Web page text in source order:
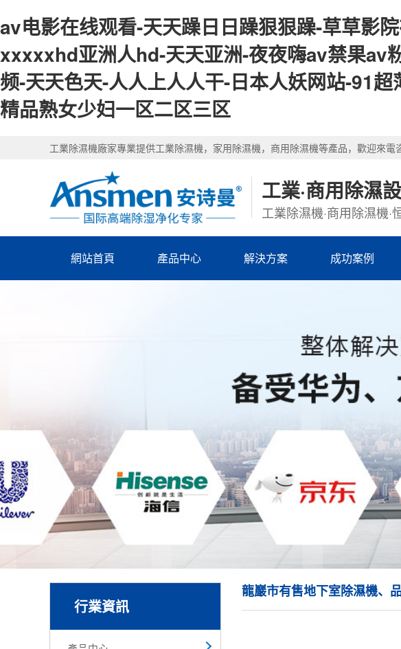
av电影在线观看-天天躁日日躁狠狠躁-草草影
xxxxxhd亚洲人hd-天天亚洲-夜夜嗨av禁果av
频-天天色天-人人上人人干-日本人妖网站-91
精品熟女少妇一区二区三区
工業除濕機廠家專業提供工業除濕機，家用除濕機，商用除濕機等產品，歡迎來電
工業·商用除濕
工業除濕機·商用除濕機·
網站首頁 產品中心 解決方案 成功案例
行業資訊
龍巖市有售地下室除濕機、